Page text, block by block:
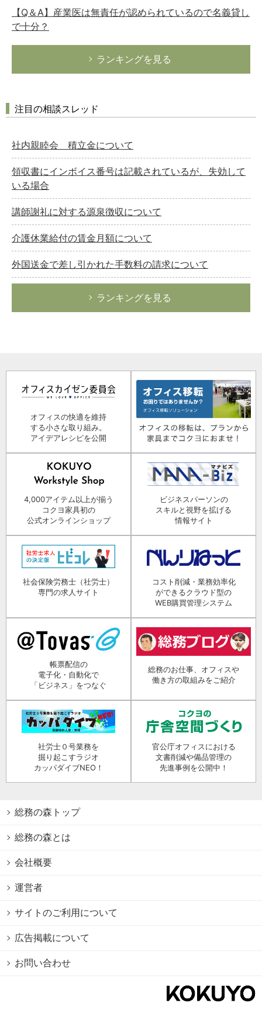
【Q＆A】産業医は無責任が認められているので名義貸し
で十分？
ランキングを見る
注目の相談スレッド
社内親睦会 積立金について
領収書にインボイス番号は記載されているが、失効して
いる場合
講師謝礼に対する源泉徴収について
介護休業給付の賃金月額について
外国送金で差し引かれた手数料の請求について
ランキングを見る
オフィスの快適を維持
する小さな取り組み。
アイデアレシピを公開
4,000アイテム以上が揃う
コクヨ家具初の
公式オンラインショップ
ビジネスパーソンの
スキルと視野を拡げる
情報サイト
社会保険労務士（社労士）
専門の求人サイト
コスト削減・業務効率化
ができるクラウド型の
WEB購買管理システム
帳票配信の
電子化・自動化で
「ビジネス」をつなぐ
総務のお仕事、オフィスや
働き方の取組みをご紹介
社労士０号業務を
掘り起こすラジオ
カッパダイブNEO！
官公庁オフィスにおける
文書削減や備品管理の
先進事例を公開中！
総務の森トップ
総務の森とは
会社概要
運営者
サイトのご利用について
広告掲載について
お問い合わせ